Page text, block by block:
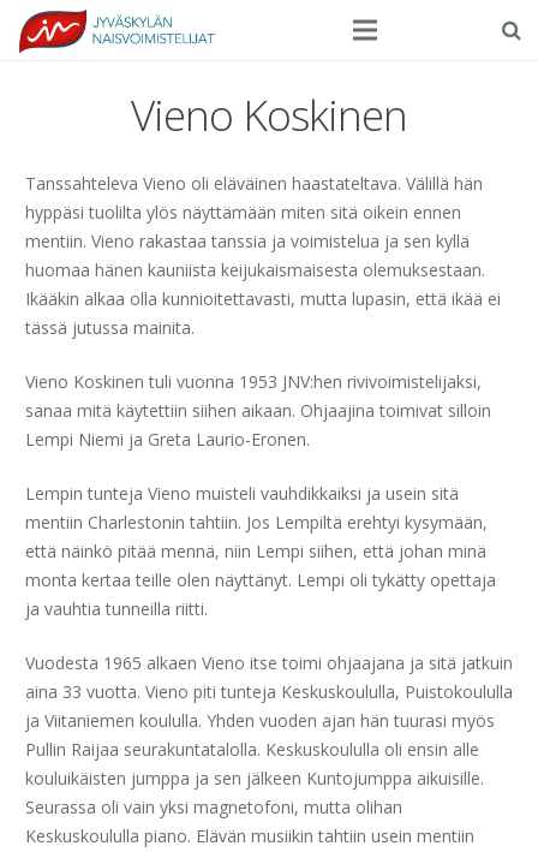
Harrasteliikunta
Kilpaurheilu
Tapahtumat
Ilmoittautuminen
Vieno Koskinen
Tanssahteleva Vieno oli eläväinen haastateltava. Välillä hän
hyppäsi tuolilta ylös näyttämään miten sitä oikein ennen
mentiin. Vieno rakastaa tanssia ja voimistelua ja sen kyllä
huomaa hänen kauniista keijukaismaisesta olemuksestaan.
Ikääkin alkaa olla kunnioitettavasti, mutta lupasin, että ikää ei
tässä jutussa mainita.
Vieno Koskinen tuli vuonna 1953 JNV:hen rivivoimistelijaksi,
sanaa mitä käytettiin siihen aikaan. Ohjaajina toimivat silloin
Lempi Niemi ja Greta Laurio-Eronen.
Lempin tunteja Vieno muisteli vauhdikkaiksi ja usein sitä
mentiin Charlestonin tahtiin. Jos Lempiltä erehtyi kysymään,
että näinkö pitää mennä, niin Lempi siihen, että johan minä
monta kertaa teille olen näyttänyt. Lempi oli tykätty opettaja
ja vauhtia tunneilla riitti.
Vuodesta 1965 alkaen Vieno itse toimi ohjaajana ja sitä jatkuin
aina 33 vuotta. Vieno piti tunteja Keskuskoululla, Puistokoululla
ja Viitaniemen koululla. Yhden vuoden ajan hän tuurasi myös
Pullin Raijaa seurakuntatalolla. Keskuskoululla oli ensin alle
kouluikäisten jumppa ja sen jälkeen Kuntojumppa aikuisille.
Seurassa oli vain yksi magnetofoni, mutta olihan
Keskuskoululla piano. Elävän musiikin tahtiin usein mentiin